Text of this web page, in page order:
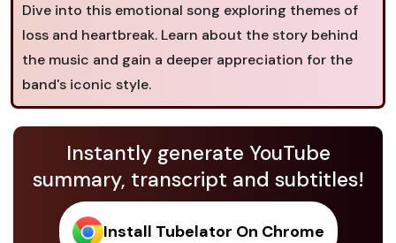
Dive into this emotional song exploring themes of
loss and heartbreak. Learn about the story behind
the music and gain a deeper appreciation for the
band's iconic style.
Instantly generate YouTube
summary, transcript and subtitles!
Install Tubelator On Chrome